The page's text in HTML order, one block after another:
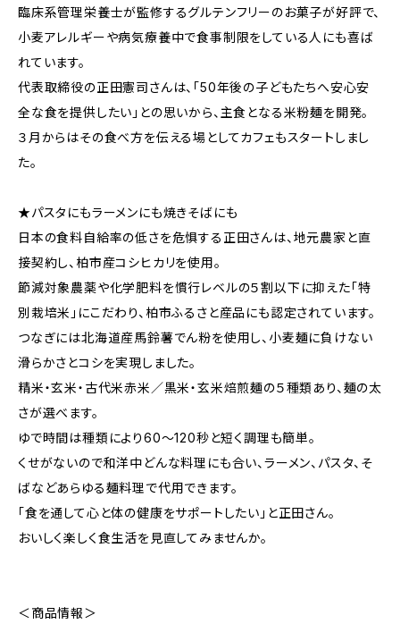
臨床系管理栄養士が監修するグルテンフリーのお菓子が好評で、
小麦アレルギーや病気療養中で食事制限をしている人にも喜ば
れています。
代表取締役の正田憲司さんは、「50年後の子どもたちへ安心安
全な食を提供したい」との思いから、主食となる米粉麺を開発。
３月からはその食べ方を伝える場としてカフェもスタートしまし
た。
★パスタにもラーメンにも焼きそばにも
日本の食料自給率の低さを危惧する正田さんは、地元農家と直
接契約し、柏市産コシヒカリを使用。
節減対象農薬や化学肥料を慣行レベルの５割以下に抑えた「特
別栽培米」にこだわり、柏市ふるさと産品にも認定されています。
つなぎには北海道産馬鈴薯でん粉を使用し、小麦麺に負けない
滑らかさとコシを実現しました。
精米・玄米・古代米赤米／黒米・玄米焙煎麺の５種類あり、麺の太
さが選べます。
ゆで時間は種類により60〜120秒と短く調理も簡単。
くせがないので和洋中どんな料理にも合い、ラーメン、パスタ、そ
ばなどあらゆる麺料理で代用できます。
「食を通して心と体の健康をサポートしたい」と正田さん。
おいしく楽しく食生活を見直してみませんか。
＜商品情報＞